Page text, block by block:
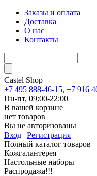
Заказы и оплата
Доставка
О нас
Контакты
Castel Shop
+7 495 888-46-15, +7 916
Пн-пт, 09:00-22:00
В вашей корзине
нет товаров
Вы не авторизованы
Вход | Регистрация
Полный каталог товаров
Кожгалантерея
Настольные наборы
Распродажа!!!